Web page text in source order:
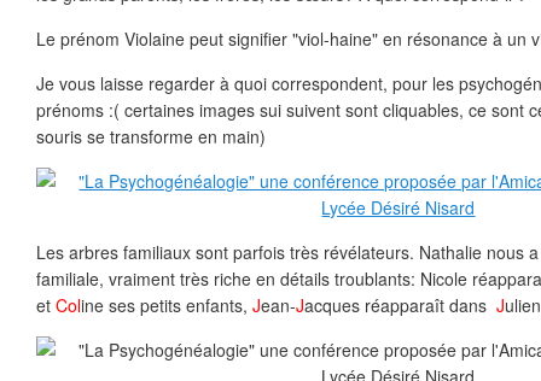
Le prénom Violaine peut signifier "viol-haine" en résonance à un
Je vous laisse regarder à quoi correspondent, pour les
prénoms :( certaines images sui suivent sont cliquables, ce sont
souris se transforme en main)
Les arbres familiaux sont parfois très révélateurs. Nathalie nous
familiale, vraiment très riche en détails troublants: Nicole
et Coline ses petits enfants, Jean-Jacques réapparaît dans J